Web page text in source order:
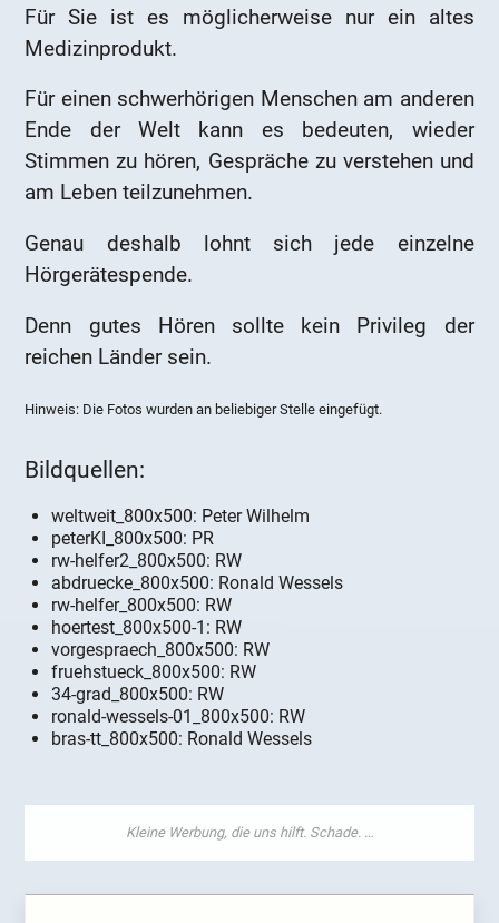
Für Sie ist es möglicherweise nur ein altes
Medizinprodukt.
Für einen schwerhörigen Menschen am anderen
Ende der Welt kann es bedeuten, wieder
Stimmen zu hören, Gespräche zu verstehen und
am Leben teilzunehmen.
Genau deshalb lohnt sich jede einzelne
Hörgerätespende.
Denn gutes Hören sollte kein Privileg der
reichen Länder sein.
Hinweis: Die Fotos wurden an beliebiger Stelle eingefügt.
Bildquellen:
weltweit_800x500: Peter Wilhelm
peterKI_800x500: PR
rw-helfer2_800x500: RW
abdruecke_800x500: Ronald Wessels
rw-helfer_800x500: RW
hoertest_800x500-1: RW
vorgespraech_800x500: RW
fruehstueck_800x500: RW
34-grad_800x500: RW
ronald-wessels-01_800x500: RW
bras-tt_800x500: Ronald Wessels